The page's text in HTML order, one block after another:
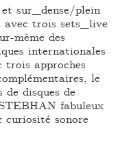
sur_dense/plein
avec trois sets_live
même des
internationales
approches
le
de disques de
fabuleux
sonore